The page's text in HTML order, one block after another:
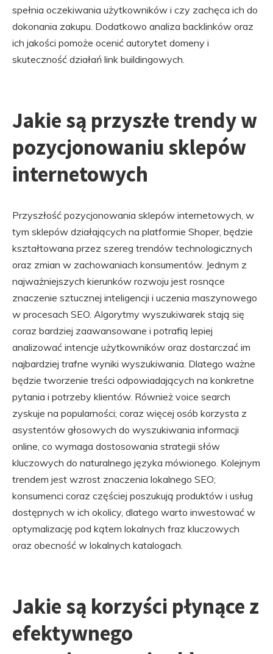
spełnia oczekiwania użytkowników i czy zachęca ich do
dokonania zakupu. Dodatkowo analiza backlinków oraz
ich jakości pomoże ocenić autorytet domeny i
skuteczność działań link buildingowych.
Jakie są przyszłe trendy w
pozycjonowaniu sklepów
internetowych
Przyszłość pozycjonowania sklepów internetowych, w
tym sklepów działających na platformie Shoper, będzie
kształtowana przez szereg trendów technologicznych
oraz zmian w zachowaniach konsumentów. Jednym z
najważniejszych kierunków rozwoju jest rosnące
znaczenie sztucznej inteligencji i uczenia maszynowego
w procesach SEO. Algorytmy wyszukiwarek stają się
coraz bardziej zaawansowane i potrafią lepiej
analizować intencje użytkowników oraz dostarczać im
najbardziej trafne wyniki wyszukiwania. Dlatego ważne
będzie tworzenie treści odpowiadających na konkretne
pytania i potrzeby klientów. Również voice search
zyskuje na popularności; coraz więcej osób korzysta z
asystentów głosowych do wyszukiwania informacji
online, co wymaga dostosowania strategii słów
kluczowych do naturalnego języka mówionego. Kolejnym
trendem jest wzrost znaczenia lokalnego SEO;
konsumenci coraz częściej poszukują produktów i usług
dostępnych w ich okolicy, dlatego warto inwestować w
optymalizację pod kątem lokalnych fraz kluczowych
oraz obecność w lokalnych katalogach.
Jakie są korzyści płynące z
efektywnego